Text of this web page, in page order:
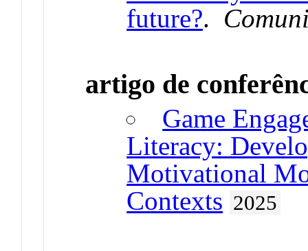
future?.
artigo de
Game
Literacy:
Motivational
Contexts 2025